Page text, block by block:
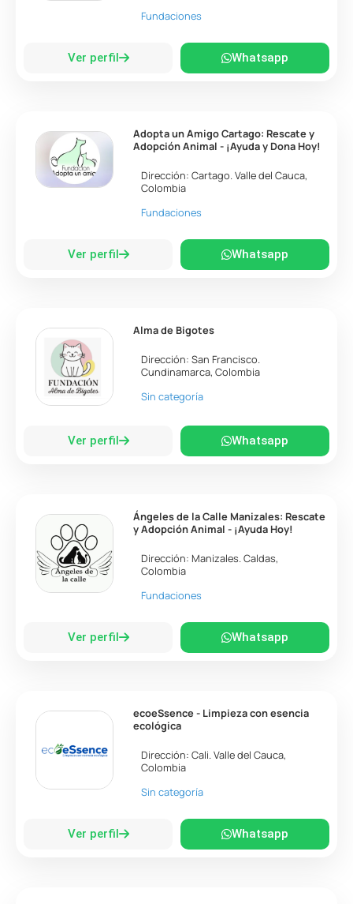
Fundaciones
Ver perfil Whatsapp
Adopta un Amigo Cartago: Rescate y
Adopción Animal - ¡Ayuda y Dona Hoy!
Dirección:Cartago.Valle del Cauca,
Colombia
Fundaciones
Ver perfil Whatsapp
Alma de Bigotes
Dirección:San Francisco.
Cundinamarca,Colombia
Sin categoría
Ver perfil Whatsapp
Ángeles de la Calle Manizales: Rescate
y Adopción Animal - ¡Ayuda Hoy!
Dirección: Manizales.Caldas,
Colombia
Fundaciones
Ver perfil Whatsapp
ecoeSsence - Limpieza con esencia
ecológica
Dirección:Cali.Valle del Cauca,
Colombia
Sin categoría
Ver perfil Whatsapp